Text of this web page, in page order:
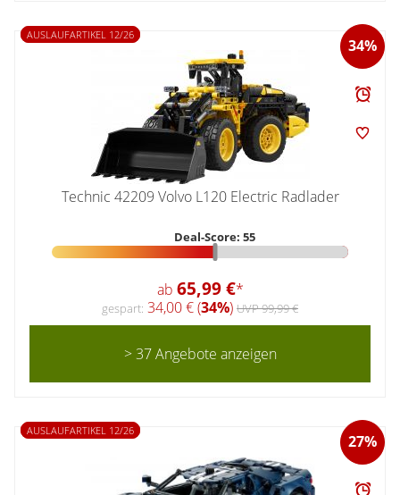
34%
AUSLAUFARTIKEL 12/26
Technic 42209 Volvo L120 Electric Radlader
Deal-Score: 55
ab 65,99 €*
gespart: 34,00 € (34%) UVP 99,99 €
> 37 Angebote anzeigen
27%
AUSLAUFARTIKEL 12/26